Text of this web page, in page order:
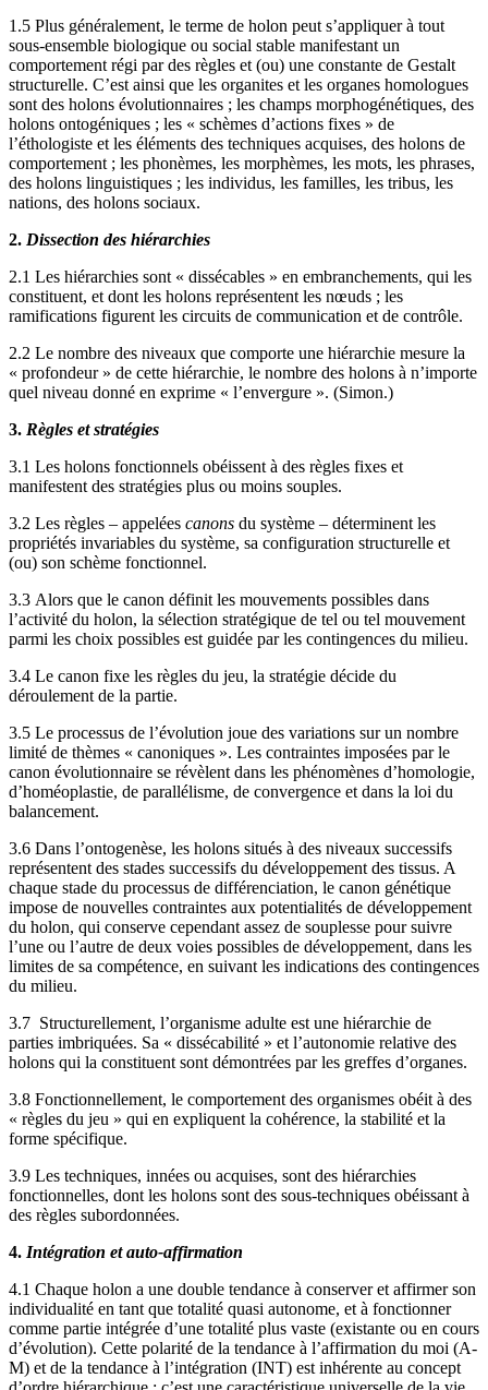
1.5 Plus généralement, le terme de holon peut s’appliquer à tout
sous-ensemble biologique ou social stable manifestant un
comportement régi par des règles et (ou) une constante de Gestalt
structurelle. C’est ainsi que les organites et les organes homologues
sont des holons évolutionnaires ; les champs morphogénétiques, des
holons ontogéniques ; les « schèmes d’actions fixes » de
l’éthologiste et les éléments des techniques acquises, des holons de
comportement ; les phonèmes, les morphèmes, les mots, les phrases,
des holons linguistiques ; les individus, les familles, les tribus, les
nations, des holons sociaux.
2. Dissection des hiérarchies
2.1 Les hiérarchies sont « dissécables » en embranchements, qui les
constituent, et dont les holons représentent les nœuds ; les
ramifications figurent les circuits de communication et de contrôle.
2.2 Le nombre des niveaux que comporte une hiérarchie mesure la
« profondeur » de cette hiérarchie, le nombre des holons à n’importe
quel niveau donné en exprime « l’envergure ». (Simon.)
3. Règles et stratégies
3.1 Les holons fonctionnels obéissent à des règles fixes et
manifestent des stratégies plus ou moins souples.
3.2 Les règles – appelées canons du système – déterminent les
propriétés invariables du système, sa configuration structurelle et
(ou) son schème fonctionnel.
3.3 Alors que le canon définit les mouvements possibles dans
l’activité du holon, la sélection stratégique de tel ou tel mouvement
parmi les choix possibles est guidée par les contingences du milieu.
3.4 Le canon fixe les règles du jeu, la stratégie décide du
déroulement de la partie.
3.5 Le processus de l’évolution joue des variations sur un nombre
limité de thèmes « canoniques ». Les contraintes imposées par le
canon évolutionnaire se révèlent dans les phénomènes d’homologie,
d’homéoplastie, de parallélisme, de convergence et dans la loi du
balancement.
3.6 Dans l’ontogenèse, les holons situés à des niveaux successifs
représentent des stades successifs du développement des tissus. A
chaque stade du processus de différenciation, le canon génétique
impose de nouvelles contraintes aux potentialités de développement
du holon, qui conserve cependant assez de souplesse pour suivre
l’une ou l’autre de deux voies possibles de développement, dans les
limites de sa compétence, en suivant les indications des contingences
du milieu.
3.7 Structurellement, l’organisme adulte est une hiérarchie de
parties imbriquées. Sa « dissécabilité » et l’autonomie relative des
holons qui la constituent sont démontrées par les greffes d’organes.
3.8 Fonctionnellement, le comportement des organismes obéit à des
« règles du jeu » qui en expliquent la cohérence, la stabilité et la
forme spécifique.
3.9 Les techniques, innées ou acquises, sont des hiérarchies
fonctionnelles, dont les holons sont des sous-techniques obéissant à
des règles subordonnées.
4. Intégration et auto-affirmation
4.1 Chaque holon a une double tendance à conserver et affirmer son
individualité en tant que totalité quasi autonome, et à fonctionner
comme partie intégrée d’une totalité plus vaste (existante ou en cours
d’évolution). Cette polarité de la tendance à l’affirmation du moi (A-
M) et de la tendance à l’intégration (INT) est inhérente au concept